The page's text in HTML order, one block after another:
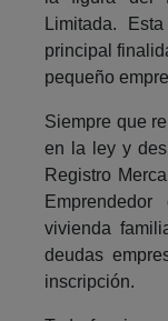
Limitada.
principal
pequeño
Siempre que
en la ley y
Registro
vivienda
deudas
inscripción.